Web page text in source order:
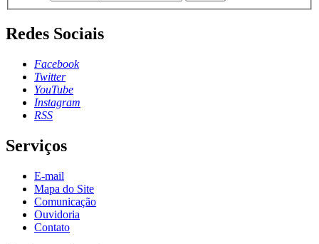
Redes Sociais
Facebook
Twitter
YouTube
Instagram
RSS
Serviços
E-mail
Mapa do Site
Comunicação
Ouvidoria
Contato